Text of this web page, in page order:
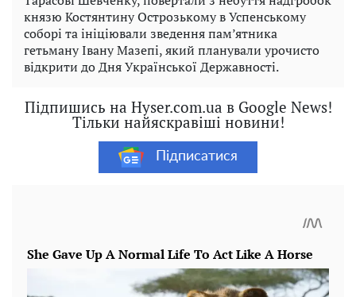
князю Костянтину Острозькому в Успенському
соборі та ініціювали зведення пам’ятника
гетьману Івану Мазепі, який планували урочисто
відкрити до Дня Української Державності.
Підпишись на Hyser.com.ua в Google News!
Тільки найяскравіші новини!
Підписатися